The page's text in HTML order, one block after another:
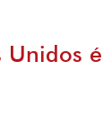
Unidos é